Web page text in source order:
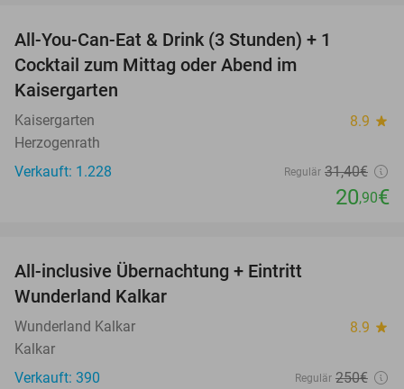
All-You-Can-Eat & Drink (3 Stunden) + 1
Cocktail zum Mittag oder Abend im
Kaisergarten
Kaisergarten 8.9 star
Herzogenrath
Verkauft: 1.228
Regulär 31,40€
20,90€
All-inclusive Übernachtung + Eintritt
Wunderland Kalkar
Wunderland Kalkar 8.9 star
Kalkar
Verkauft: 390
Regulär 250€